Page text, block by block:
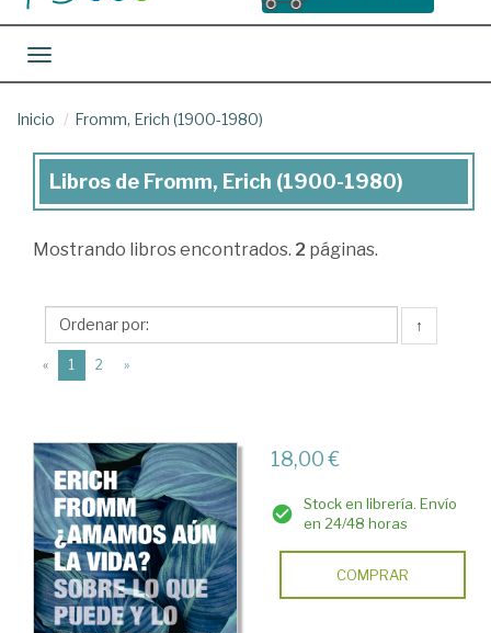
Toggle navigation
Inicio Fromm, Erich (1900-1980)
Libros
Fromm,
(1900-
1980)
Libros de Fromm, Erich (1900-1980)
Mostrando libros encontrados. 2 páginas.
↑
« 1 (current)
2 »
18,00 €
Stock en librería. Envío
en 24/48 horas
COMPRAR